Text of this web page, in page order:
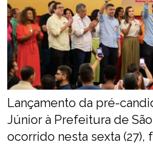
Lançamento da pré-
Júnior à Prefeitura de
ocorrido nesta sexta